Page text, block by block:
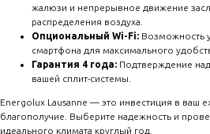
жалюзи и непрерывное движение
распределения воздуха.
Опциональный Wi-Fi: Возможность
смартфона для максимального
Гарантия 4 года: Подтверждение
вашей сплит-системы.
Energolux Lausanne — это инвестиция в ваш
благополучие. Выберите надежность и
идеального климата круглый год.